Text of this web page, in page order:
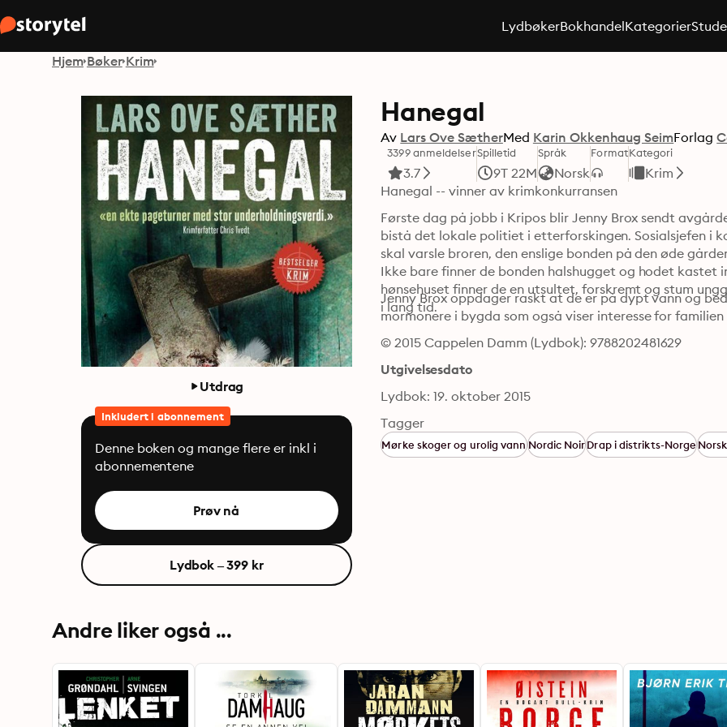
LydbøkerBokhandelKategorier
Hjem Bøker Krim
Utdrag
Inkludert i abonnement
Denne boken og mange flere er inkl i
abonnementene
Prøv nå
Lydbok – 399 kr
Hanegal
Av Lars Ove SætherMed Karin Okkenhaug SeimForlag
3399 anmeldelser
3.7
Spilletid
9T 22M
Språk
Norsk
FormatKategori
Krim
Hanegal -- vinner av krimkonkurransen
Første dag på jobb i Kripos blir Jenny Brox sendt
bistå det lokale politiet i etterforskingen. Sosialsjefen i
skal varsle broren, den enslige bonden på den øde
Ikke bare finner de bonden halshugget og hodet kastet
hønsehuset finner de en utsultet, forskremt og stum
i lang tid.
Jenny Brox oppdager raskt at de er på dypt vann og
mormonere i bygda som også viser interesse for
© 2015 Cappelen Damm (Lydbok): 9788202481629
Utgivelsesdato
Lydbok: 19. oktober 2015
Tagger
Mørke skoger og urolig vannNordic NoirDrap i distrikts-Norge
Andre liker også ...